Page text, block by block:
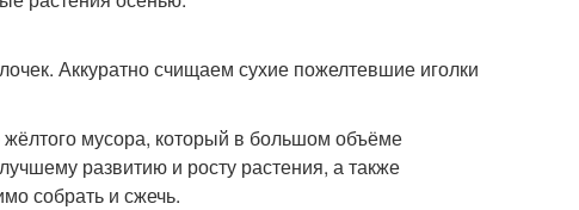
Аккуратно счищаем сухие пожелтевшие иголки
жёлтого мусора, который в большом объёме
развитию и росту растения, а также
собрать и сжечь.